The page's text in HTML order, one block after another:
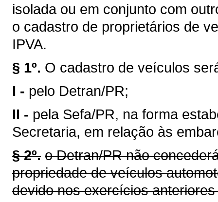
isolada ou em conjunto com
o cadastro de proprietários de
IPVA.
§ 1º. O cadastro de veículos
I - pelo Detran/PR;
II - pela Sefa/PR, na forma
Secretaria, em relação às
§ 2º. o Detran/PR não
propriedade de veículos
devido nos exercícios